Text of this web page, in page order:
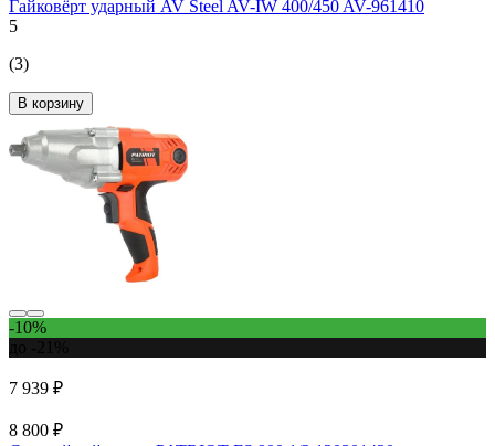
Гайковёрт ударный AV Steel AV-IW 400/450 AV-961410
5
(3)
В корзину
-10%
7 939 ₽
8 800 ₽